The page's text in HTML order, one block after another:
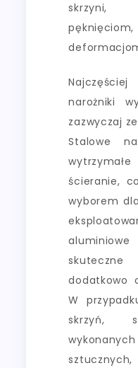
skrzyni,
narożniki
zazwyczaj
Stalowe
ścieranie,
wyborem
dodatkowo
W
skrzyń,